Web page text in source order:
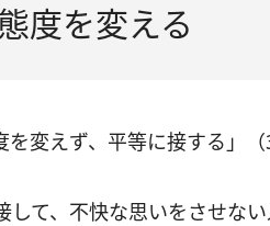
度を変える
を変えず、平等に接する」
して、不快な思いをさせな